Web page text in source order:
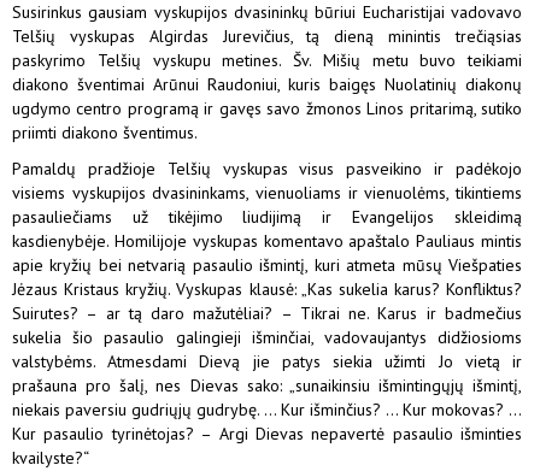
Susirinkus gausiam vyskupijos dvasininkų būriui Eucharistijai vadovavo
Telšių vyskupas Algirdas Jurevičius, tą dieną minintis trečiąsias
paskyrimo Telšių vyskupu metines. Šv. Mišių metu buvo teikiami
diakono šventimai Arūnui Raudoniui, kuris baigęs Nuolatinių diakonų
ugdymo centro programą ir gavęs savo žmonos Linos pritarimą, sutiko
priimti diakono šventimus.
Pamaldų pradžioje Telšių vyskupas visus pasveikino ir padėkojo
visiems vyskupijos dvasininkams, vienuoliams ir vienuolėms, tikintiems
pasauliečiams už tikėjimo liudijimą ir Evangelijos skleidimą
kasdienybėje. Homilijoje vyskupas komentavo apaštalo Pauliaus mintis
apie kryžių bei netvarią pasaulio išmintį, kuri atmeta mūsų Viešpaties
Jėzaus Kristaus kryžių. Vyskupas klausė: „Kas sukelia karus? Konfliktus?
Suirutes? – ar tą daro mažutėliai? – Tikrai ne. Karus ir badmečius
sukelia šio pasaulio galingieji išminčiai, vadovaujantys didžiosioms
valstybėms. Atmesdami Dievą jie patys siekia užimti Jo vietą ir
prašauna pro šalį, nes Dievas sako: „sunaikinsiu išmintingųjų išmintį,
niekais paversiu gudriųjų gudrybę. ... Kur išminčius? ... Kur mokovas? ...
Kur pasaulio tyrinėtojas? – Argi Dievas nepavertė pasaulio išminties
kvailyste?“